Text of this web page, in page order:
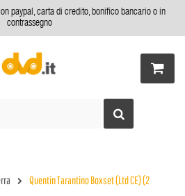
paypal, carta di credito, bonifico bancario o in
contrassegno
Quentin Tarantino Boxset (Ltd CE) (2